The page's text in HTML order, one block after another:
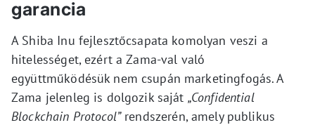
garancia
A Shiba Inu fejlesztőcsapata komolyan veszi a
hitelességet, ezért a Zama-val való
együttműködésük nem csupán marketingfogás. A
Zama jelenleg is dolgozik saját „Confidential
Blockchain Protocol”rendszerén, amely publikus